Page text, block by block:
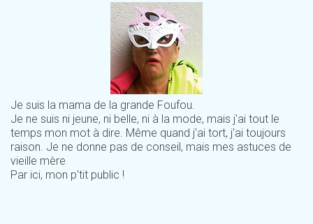
Je suis la mama de la grande Foufou.
Je ne suis ni jeune, ni belle, ni à la mode, mais j'ai tout le
temps mon mot à dire. Même quand j'ai tort, j'ai toujours
raison. Je ne donne pas de conseil, mais mes astuces de
vieille mère
Par ici, mon p'tit public !